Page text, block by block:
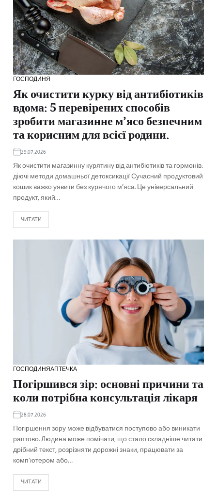
ГОСПОДИНЯ
Як очистити курку від антибіотиків
вдома: 5 перевірених способів
зробити магазинне м’ясо безпечним
та корисним для всієї родини.
29.07.2026
Як очистити магазинну курятину від антибіотиків та гормонів:
діючі методи домашньої детоксикації Сучасний продуктовий
кошик важко уявити без курячого м’яса. Це універсальний
продукт, який…
ЧИТАТИ
ГОСПОДИНЯАПТЕЧКА
Погіршився зір: основні причини та
коли потрібна консультація лікаря
28.07.2026
Погіршення зору може відбуватися поступово або виникати
раптово. Людина може помічати, що стало складніше читати
дрібний текст, розрізняти дорожні знаки, працювати за
комп’ютером або…
ЧИТАТИ